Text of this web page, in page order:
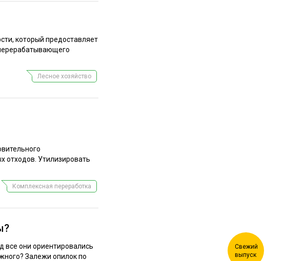
который предоставляет
Лесное хозяйство
отходов. Утилизировать
Комплексная переработка
все они ориентировались
Залежи опилок по